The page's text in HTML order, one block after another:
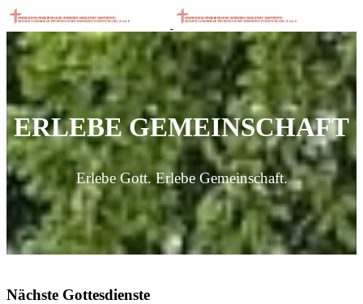
ERLEBE GEMEINSCHAFT
Erlebe Gott. Erlebe Gemeinschaft.
Nächste Gottesdienste